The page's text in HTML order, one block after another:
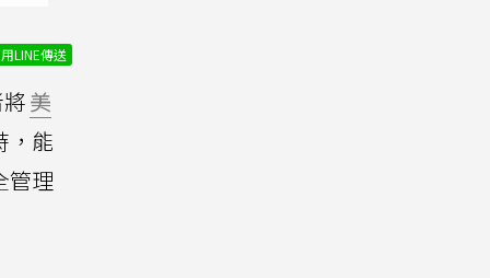
用LINE傳送
美
，能
管理